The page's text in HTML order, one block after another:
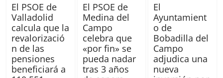
El PSOE de
Valladolid
calcula que la
revalorizació
n de las
pensiones
beneficiará a
El PSOE de
Medina del
Campo
celebra que
«por fin» se
pueda nadar
tras 3 años
El
Ayuntamient
o de
Bobadilla del
Campo
adjudica una
nueva